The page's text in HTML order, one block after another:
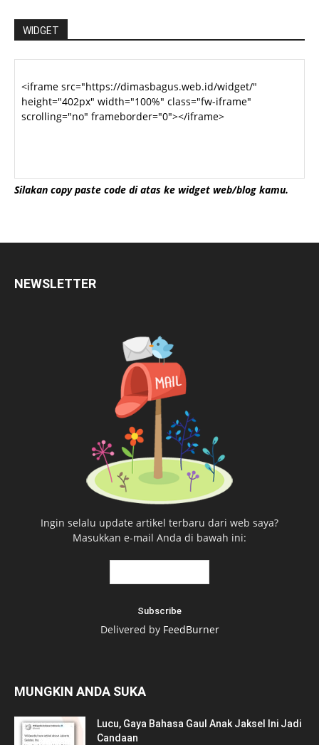
WIDGET
Silakan copy paste code di atas ke widget web/blog kamu.
NEWSLETTER
Ingin selalu update artikel terbaru dari web saya?
Masukkan e-mail Anda di bawah ini:
Delivered by FeedBurner
MUNGKIN ANDA SUKA
Lucu, Gaya Bahasa Gaul Anak Jaksel Ini Jadi
Candaan